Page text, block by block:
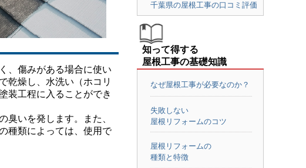
、傷みがある場合に使い
で乾燥し、水洗い（ホコリ
装工程に入ることができ
臭いを発します。また、
種類によっては、使用で
千葉県の屋根工事の口コミ評価
知って得する
屋根工事の基礎知識
なぜ屋根工事が必要なのか？
失敗しない
屋根リフォームのコツ
屋根リフォームの
種類と特徴